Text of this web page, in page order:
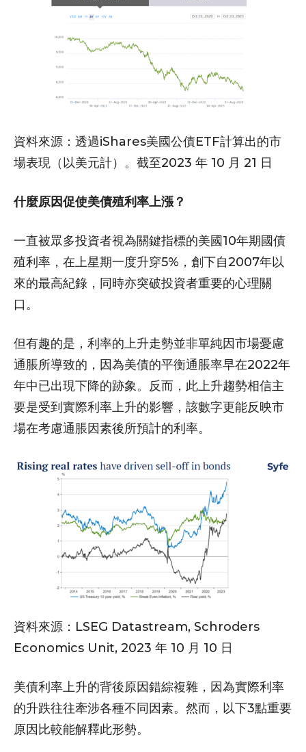
資料來源：透過iShares美國公債ETF計算出的市
場表現（以美元計）。截至2023 年 10 月 21 日
什麼原因促使美債殖利率上漲？
一直被眾多投資者視為關鍵指標的美國10年期國債
殖利率，在上星期一度升穿5%，創下自2007年以
來的最高紀錄，同時亦突破投資者重要的心理關
口。
但有趣的是，利率的上升走勢並非單純因市場憂慮
通脹所導致的，因為美債的平衡通脹率早在2022年
年中已出現下降的跡象。反而，此上升趨勢相信主
要是受到實際利率上升的影響，該數字更能反映市
場在考慮通脹因素後所預計的利率。
資料來源：LSEG Datastream, Schroders
Economics Unit, 2023 年 10 月 10 日
美債利率上升的背後原因錯綜複雜，因為實際利率
的升跌往往牽涉各種不同因素。然而，以下3點重要
原因比較能解釋此形勢。